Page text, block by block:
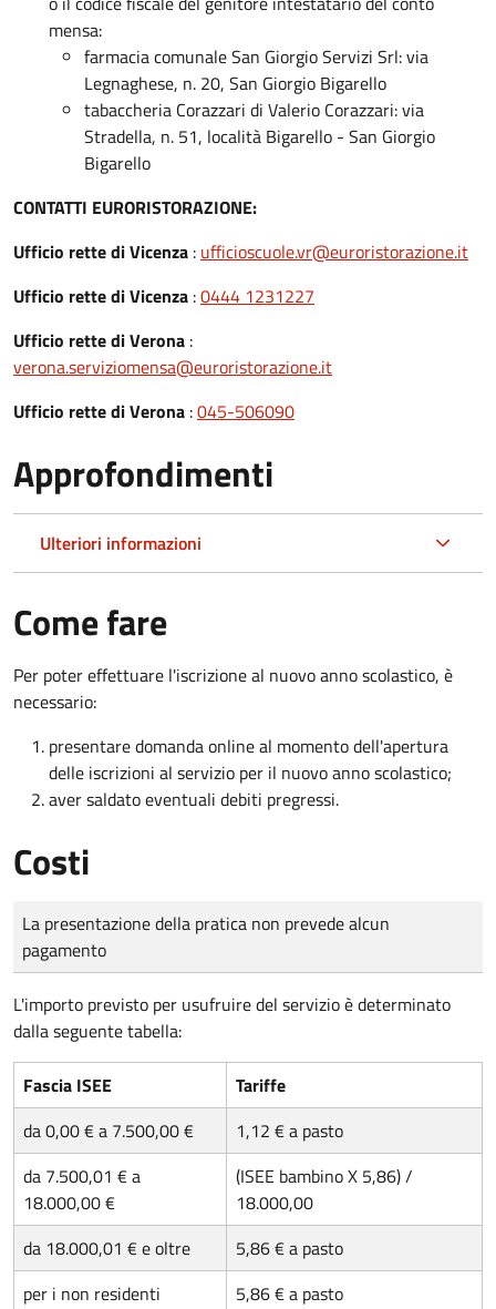
mensa:
farmacia comunale San Giorgio Servizi Srl: via
Legnaghese, n. 20, San Giorgio Bigarello
tabaccheria Corazzari di Valerio Corazzari: via
Stradella, n. 51, località Bigarello - San Giorgio
Bigarello
CONTATTI EURORISTORAZIONE:
Ufficio rette di Vicenza : ufficioscuole.vr@euroristorazione.it
Ufficio rette di Vicenza :0444 1231227
Ufficio rette di Verona :
verona.serviziomensa@euroristorazione.it
Ufficio rette di Verona :045-506090
Approfondimenti
Ulteriori informazioni
Come fare
Per poter effettuare l'iscrizione al nuovo anno scolastico, è
necessario:
presentare domanda online al momento dell'apertura
delle iscrizioni al servizio per il nuovo anno scolastico;
aver saldato eventuali debiti pregressi.
Costi
Tipo di pagamento
Importo
La presentazione della pratica non prevede alcun
pagamento
L'importo previsto per usufruire del servizio è determinato
dalla seguente tabella:
Fascia ISEE
Tariffe
da 0,00 € a 7.500,00 €
1,12 € a pasto
da 7.500,01 € a
18.000,00 €
(ISEE bambino X 5,86) /
18.000,00
da 18.000,01 € e oltre
5,86 € a pasto
per i non residenti
5,86 € a pasto